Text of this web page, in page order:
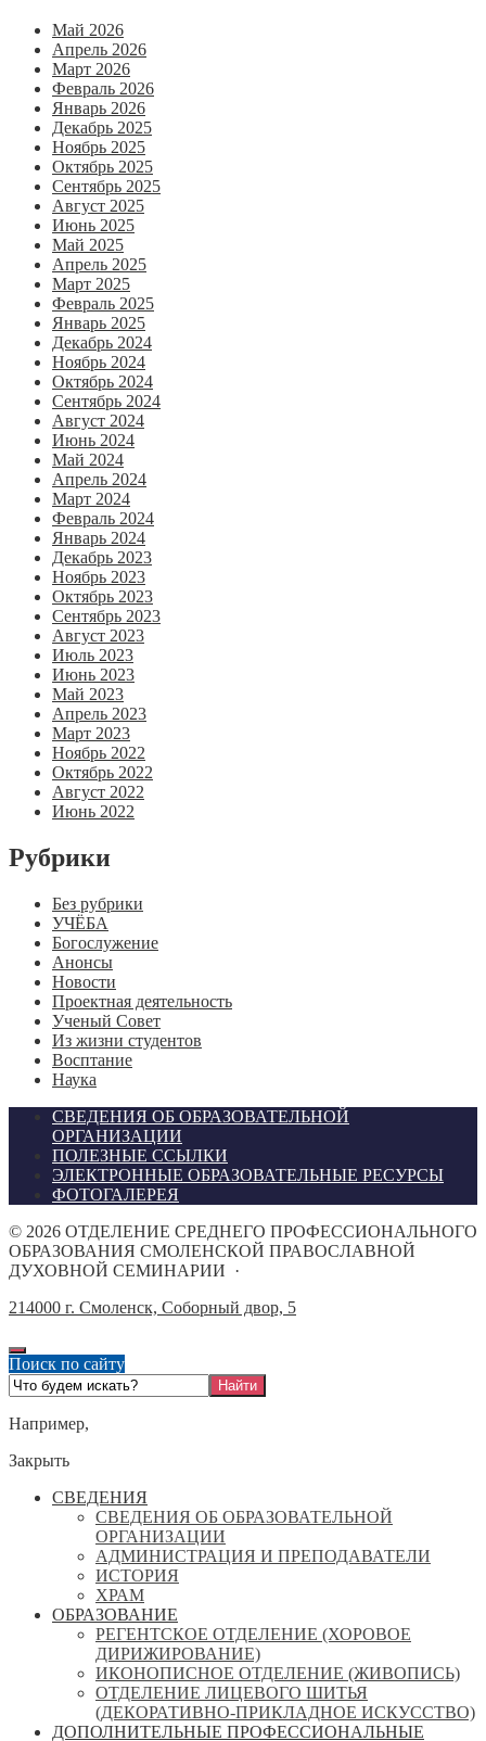
Май 2026
Апрель 2026
Март 2026
Февраль 2026
Январь 2026
Декабрь 2025
Ноябрь 2025
Октябрь 2025
Сентябрь 2025
Август 2025
Июнь 2025
Май 2025
Апрель 2025
Март 2025
Февраль 2025
Январь 2025
Декабрь 2024
Ноябрь 2024
Октябрь 2024
Сентябрь 2024
Август 2024
Июнь 2024
Май 2024
Апрель 2024
Март 2024
Февраль 2024
Январь 2024
Декабрь 2023
Ноябрь 2023
Октябрь 2023
Сентябрь 2023
Август 2023
Июль 2023
Июнь 2023
Май 2023
Апрель 2023
Март 2023
Ноябрь 2022
Октябрь 2022
Август 2022
Июнь 2022
Рубрики
Без рубрики
УЧЁБА
Богослужение
Анонсы
Новости
Проектная деятельность
Ученый Совет
Из жизни студентов
Восптание
Наука
СВЕДЕНИЯ ОБ ОБРАЗОВАТЕЛЬНОЙ
ОРГАНИЗАЦИИ
ПОЛЕЗНЫЕ ССЫЛКИ
ЭЛЕКТРОННЫЕ ОБРАЗОВАТЕЛЬНЫЕ РЕСУРСЫ
ФОТОГАЛЕРЕЯ
© 2026 ОТДЕЛЕНИЕ СРЕДНЕГО ПРОФЕССИОНАЛЬНОГО
ОБРАЗОВАНИЯ СМОЛЕНСКОЙ ПРАВОСЛАВНОЙ
ДУХОВНОЙ СЕМИНАРИИ ·
214000 г. Смоленск, Соборный двор, 5
Поиск по сайту
Например,
Закрыть
СВЕДЕНИЯ
СВЕДЕНИЯ ОБ ОБРАЗОВАТЕЛЬНОЙ
ОРГАНИЗАЦИИ
АДМИНИСТРАЦИЯ И ПРЕПОДАВАТЕЛИ
ИСТОРИЯ
ХРАМ
ОБРАЗОВАНИЕ
РЕГЕНТСКОЕ ОТДЕЛЕНИЕ (ХОРОВОЕ
ДИРИЖИРОВАНИЕ)
ИКОНОПИСНОЕ ОТДЕЛЕНИЕ (ЖИВОПИСЬ)
ОТДЕЛЕНИЕ ЛИЦЕВОГО ШИТЬЯ
(ДЕКОРАТИВНО-ПРИКЛАДНОЕ ИСКУССТВО)
ДОПОЛНИТЕЛЬНЫЕ ПРОФЕССИОНАЛЬНЫЕ